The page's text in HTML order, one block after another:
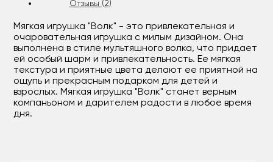
Отзывы (2)
Мягкая игрушка "Волк" - это привлекательная и
очаровательная игрушка с милым дизайном. Она
выполнена в стиле мультяшного волка, что придает
ей особый шарм и привлекательность. Ее мягкая
текстура и приятные цвета делают ее приятной на
ощупь и прекрасным подарком для детей и
взрослых. Мягкая игрушка "Волк" станет верным
компаньоном и дарителем радости в любое время
дня.